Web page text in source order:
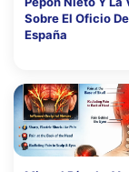
Sobre El Oficio
España